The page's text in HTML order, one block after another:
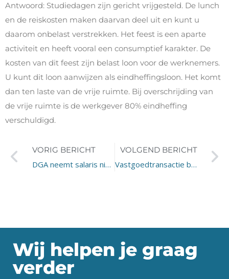
Antwoord: Studiedagen zijn gericht vrijgesteld. De lunch
en de reiskosten maken daarvan deel uit en kunt u
daarom onbelast verstrekken. Het feest is een aparte
activiteit en heeft vooral een consumptief karakter. De
kosten van dit feest zijn belast loon voor de werknemers.
U kunt dit loon aanwijzen als eindheffingsloon. Het komt
dan ten laste van de vrije ruimte. Bij overschrijding van
de vrije ruimte is de werkgever 80% eindheffing
verschuldigd.
VORIG BERICHT
DGA neemt salaris niet op: onzakelijke lening
VOLGEND BERICHT
Vastgoedtransactie belast
Wij helpen je graag
verder